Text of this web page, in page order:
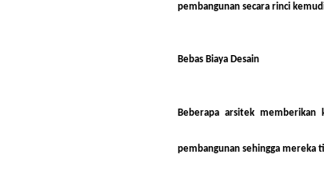
pembangunan secara rinci
Bebas Biaya Desain
Beberapa arsitek memberikan
pembangunan sehingga mereka